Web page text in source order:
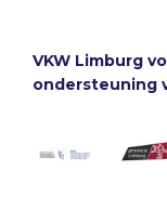
VKW Limburg
ondersteuning